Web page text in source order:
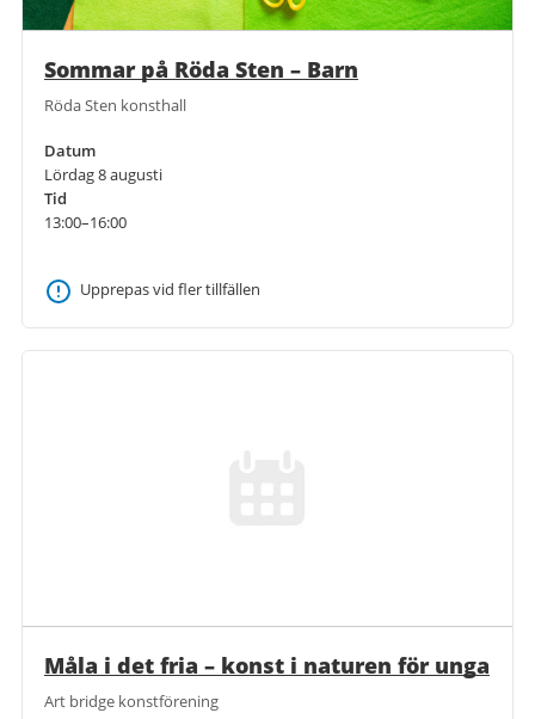
Sommar på Röda Sten – Barn
Röda Sten konsthall
Datum
Lördag 8 augusti
Tid
13:00–16:00
Upprepas vid fler tillfällen
Måla i det fria – konst i naturen för unga
Art bridge konstförening